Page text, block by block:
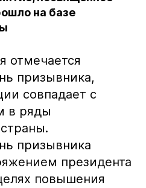
на базе
отмечается
призывника,
совпадает с
в ряды
призывника
президента
повышения